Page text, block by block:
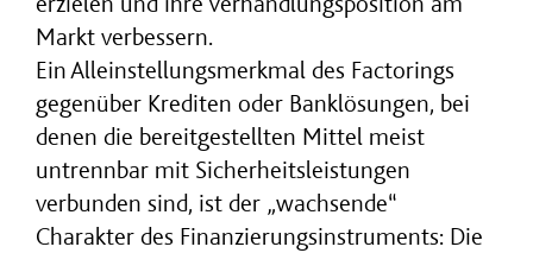
Markt verbessern.
Ein Alleinstellungsmerkmal des Factorings
gegenüber Krediten oder Banklösungen, bei
denen die bereitgestellten Mittel meist
untrennbar mit Sicherheitsleistungen
verbunden sind, ist der „wachsende“
Charakter des Finanzierungsinstruments: Die